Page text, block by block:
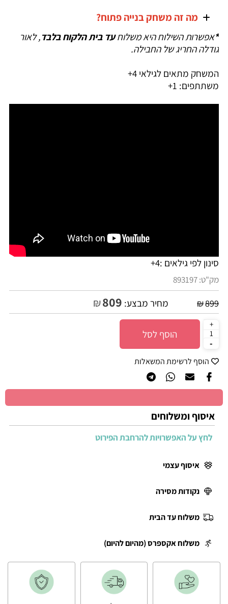
מה זה משחק בנייה פתוח?
*אפשרות השילוח היא משלוחעד בית הלקוח בלבד, לאור
גודלה החריג של החבילה.
המשחק מתאים לגילאי 4+
משתתפים: 1+
סינון לפי גילאים :4+
מק"ט:893197
₪899 מחיר מבצע: ₪809
הוסף לסל
הוסף לרשימת המשאלות
איסוף ומשלוחים
לחץ על האפשרויות להרחבת הפירוט
איסוף עצמי
נקודות מסירה
משלוח עד הבית
משלוח אקספרס (מהיום להיום)